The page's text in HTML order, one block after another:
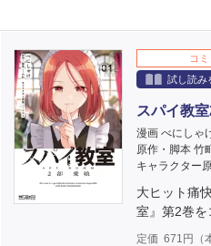
コ
試し読み
スパイ教
漫画 べにしゃ
原作・脚本 竹
キャラクター
大ヒット痛
室』第2巻を
定価 671 円（